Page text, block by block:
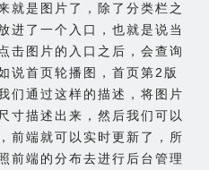
就是图片了，除了分类栏之
进了一个入口，也就是说当
击图片的入口之后，会查询
说首页轮播图，首页第2版
们通过这样的描述，将图片
寸描述出来，然后我们可以
前端就可以实时更新了，所
前端的分布去进行后台管理